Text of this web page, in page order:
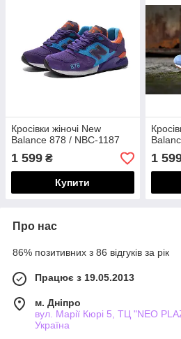
Кросівки жіночі New
Balance 878 / NBC-1187
1 599 ₴
Купити
1
Про нас
86% позитивних з 86 відгуків за рік
Працює з 19.05.2013
м. Дніпро
вул. Марії Кюрі 5, ТЦ "NEO
Україна